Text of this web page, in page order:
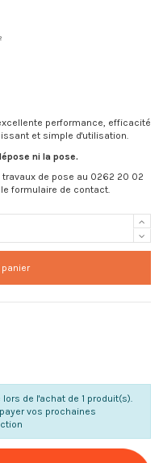
performance, efficacité
et simple d'utilisation.
ni la pose.
de pose au 0262 20 02
formulaire de contact.
panier
de l'achat de 1 produit(s).
vos prochaines